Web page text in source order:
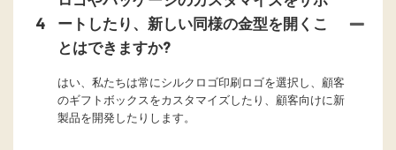
4
ートしたり、新しい同様の金型を開くこ
とはできますか?
はい、私たちは常にシルクロゴ印刷ロゴを選択し、顧客
のギフトボックスをカスタマイズしたり、顧客向けに新
製品を開発したりします。